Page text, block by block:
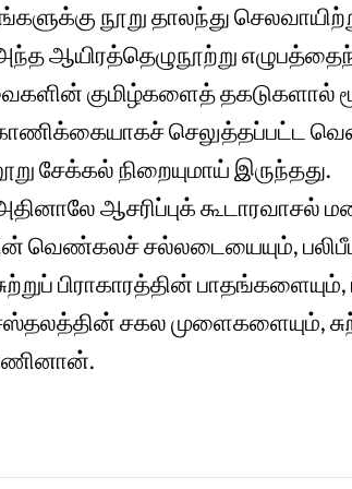
நூறு தாலந்து
ஆயிரத்தெழுநூற்று
குமிழ்களைத் தகடுகளால்
செலுத்தப்பட்ட
சேக்கல் நிறையுமாய் இருந்தது.
ஆசரிப்புக்
வெண்கலச் சல்லடையையும்,
பிராகாரத்தின்
சகல முளைகளையும்,